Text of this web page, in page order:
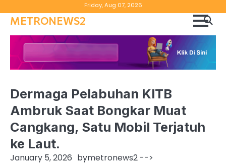
to
content
Friday, Aug 07, 2026
METRONEWS2
Dermaga Pelabuhan KITB
Ambruk Saat Bongkar Muat
Cangkang, Satu Mobil Terjatuh
ke Laut.
January 5, 2026 bymetronews2 -->